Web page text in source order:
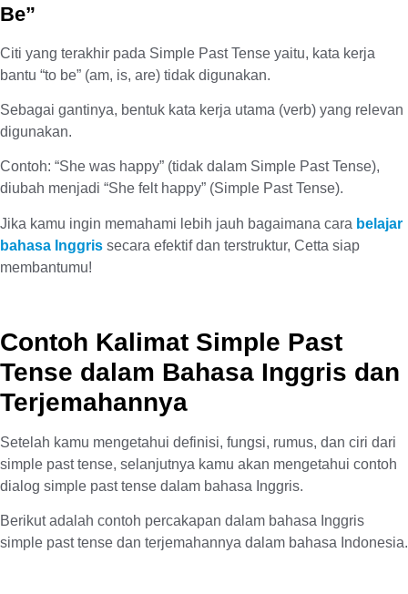
Be”
Citi yang terakhir pada Simple Past Tense yaitu, kata kerja
bantu “to be” (am, is, are) tidak digunakan.
Sebagai gantinya, bentuk kata kerja utama (verb) yang relevan
digunakan.
Contoh: “She was happy” (tidak dalam Simple Past Tense),
diubah menjadi “She felt happy” (Simple Past Tense).
Jika kamu ingin memahami lebih jauh bagaimana cara belajar
bahasa Inggris secara efektif dan terstruktur, Cetta siap
membantumu!
Contoh Kalimat Simple Past
Tense dalam Bahasa Inggris dan
Terjemahannya
Setelah kamu mengetahui definisi, fungsi, rumus, dan ciri dari
simple past tense, selanjutnya kamu akan mengetahui contoh
dialog simple past tense dalam bahasa Inggris.
Berikut adalah contoh percakapan dalam bahasa Inggris
simple past tense dan terjemahannya dalam bahasa Indonesia.